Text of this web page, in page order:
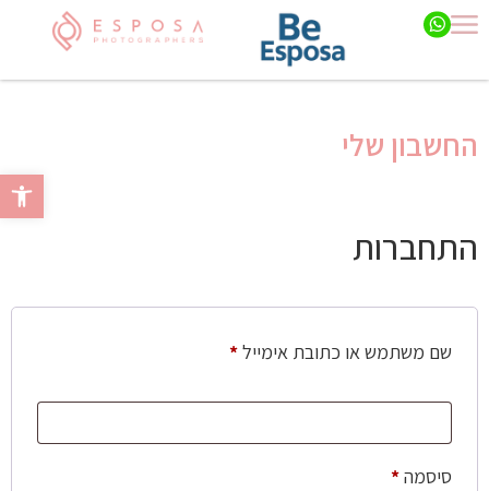
פתח
החשבון שלי
התחברות
שם משתמש או כתובת אימייל*
סיסמה*